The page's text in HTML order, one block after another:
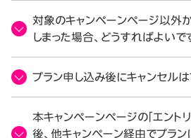
対象のキャンペーンページ以外
しまった場合、どうすればよいで
プラン申し込み後にキャンセルは
本キャンペーンページの「エント
後、他キャンペーン経由でプラ